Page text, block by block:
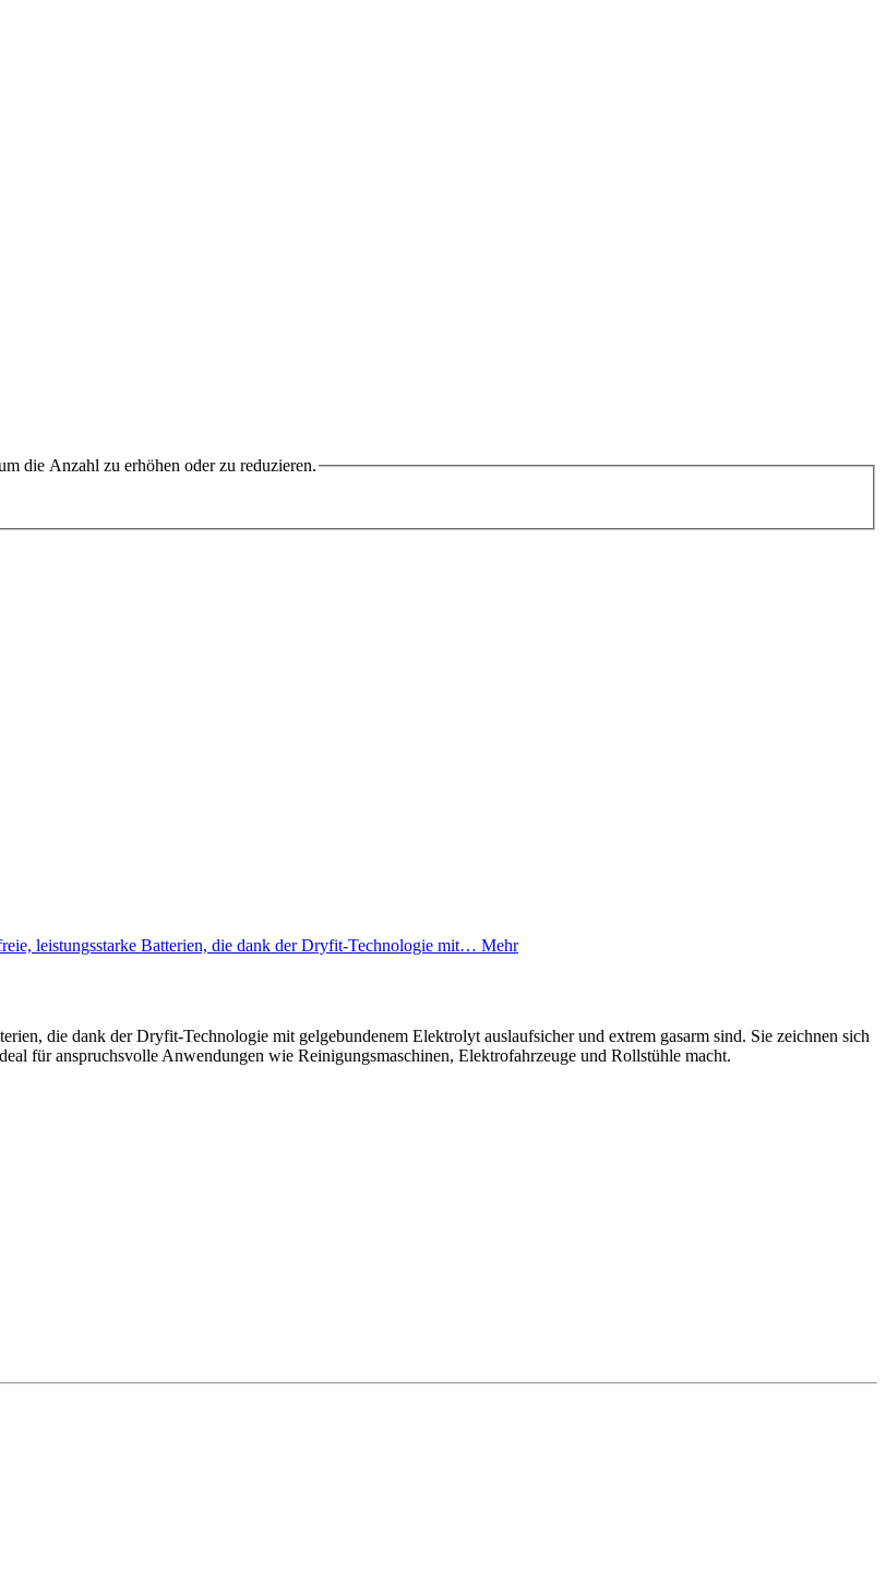
die Anzahl zu erhöhen oder zu reduzieren.
leistungsstarke Batterien, die dank der Dryfit-Technologie mit… Mehr
die dank der Dryfit-Technologie mit gelgebundenem Elektrolyt auslaufsicher und extrem gasarm sind. Sie zeichnen sich
für anspruchsvolle Anwendungen wie Reinigungsmaschinen, Elektrofahrzeuge und Rollstühle macht.